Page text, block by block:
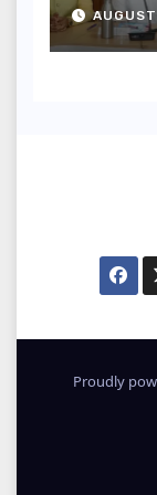
Proudly